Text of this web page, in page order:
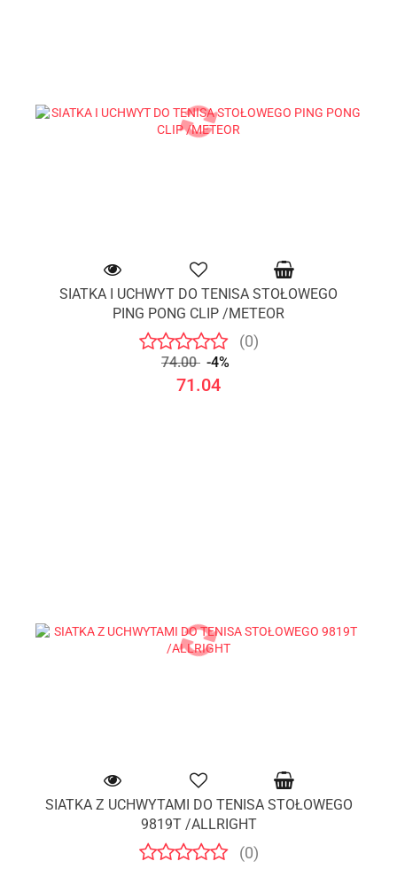
SIATKA I UCHWYT DO TENISA STOŁOWEGO
PING PONG CLIP /METEOR
(0)
74.00 -4%
71.04
SIATKA Z UCHWYTAMI DO TENISA STOŁOWEGO
9819T /ALLRIGHT
(0)